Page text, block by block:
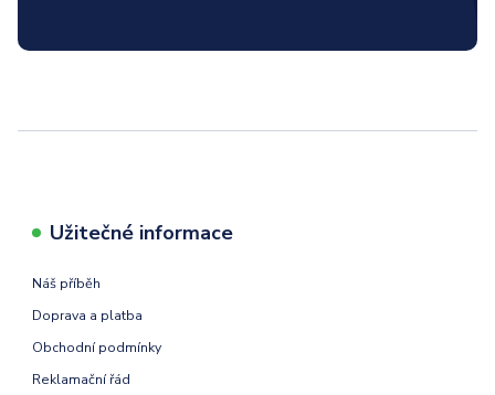
Užitečné informace
Náš příběh
Doprava a platba
Obchodní podmínky
Reklamační řád